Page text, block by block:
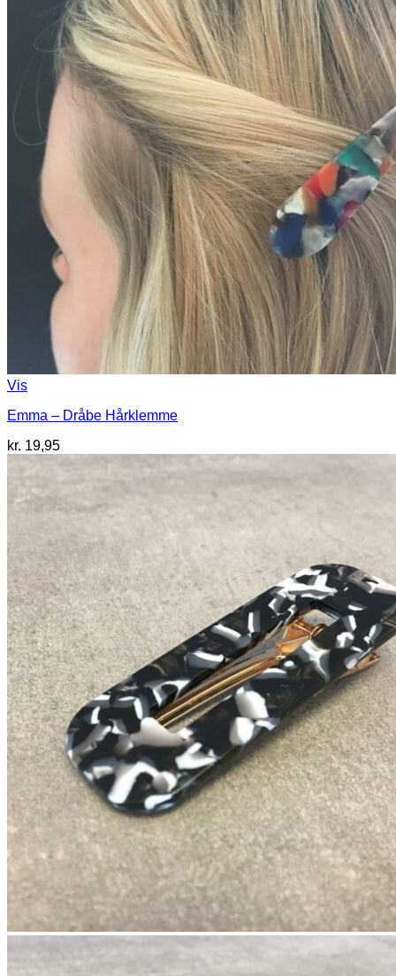
Vis
Emma – Dråbe Hårklemme
kr. 19,95